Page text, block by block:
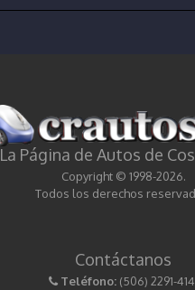
La Página de Autos de
Copyright © 1998-2026.
Todos los derechos
Contáctanos
Teléfono: (506) 2291-